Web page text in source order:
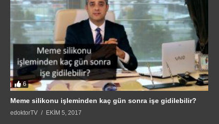
6
Meme silikonu işleminden kaç gün sonra işe gidilebilir?
edoktorTV EKIM 5, 2017